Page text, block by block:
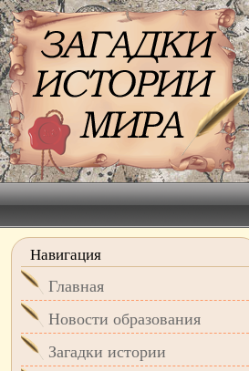
Навигация
Главная
Новости образования
Загадки истории